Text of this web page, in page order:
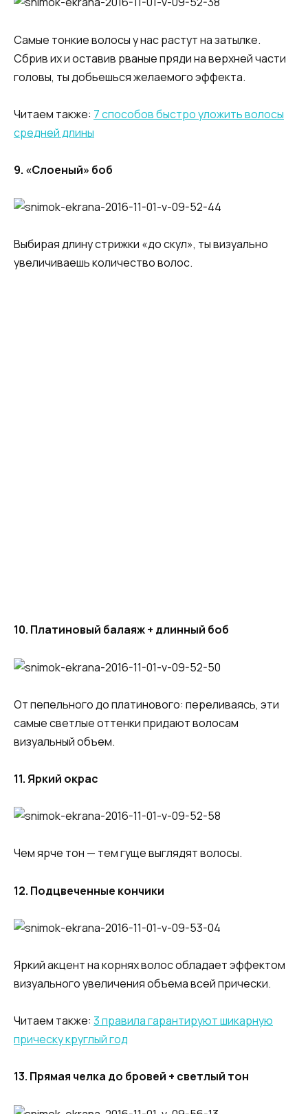
Самые тонкие волосы у нас растут на затылке.
Сбрив их и оставив рваные пряди на верхней части
головы, ты добьешься желаемого эффекта.
Читаем также: 7 способов быстро уложить волосы
средней длины
9. «Слоеный» боб
Выбирая длину стрижки «до скул», ты визуально
увеличиваешь количество волос.
10. Платиновый балаяж + длинный боб
От пепельного до платинового: переливаясь, эти
самые светлые оттенки придают волосам
визуальный объем.
11. Яркий окрас
Чем ярче тон — тем гуще выглядят волосы.
12. Подцвеченные кончики
Яркий акцент на корнях волос обладает эффектом
визуального увеличения объема всей прически.
Читаем также: 3 правила гарантируют шикарную
прическу круглый год
13. Прямая челка до бровей + светлый тон